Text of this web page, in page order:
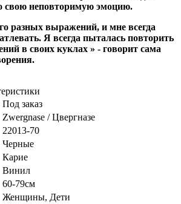
свою неповторимую эмоцию.
разных выражений, и мне всегда
Я всегда пыталась повторить
в своих куклах » - говорит сама
Под заказ
Zwergnase / Цвергназе
22013-70
Черные
Карие
Винил
60-79см
Женщины, Дети